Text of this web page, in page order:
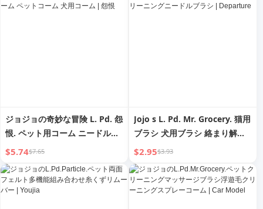
ジョジョの奇妙な冒険 L. Pd. 怨
恨. ペット用コーム ニードルコ
ーム 犬 猫用コーム ペットコー
ム 犬用コーム | 怨恨
$5.74$7.65
Jojo s L. Pd. Mr. Grocery. 猫用
ブラシ 犬用ブラシ 絡まり解除
ブラシ セルフクリーニングニー
ドルブラシ | Departure
$2.95$3.93